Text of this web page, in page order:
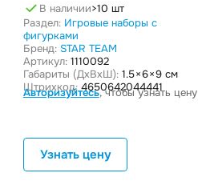
В наличии>10 шт
Раздел: Игровые наборы с
фигурками
Бренд: STAR TEAM
Артикул: 1110092
Габариты (ДxВxШ): 1.5 × 6 × 9 см
Штрихкод: 4650642044441
Авторизуйтесь, чтобы узнать цену
Узнать цену